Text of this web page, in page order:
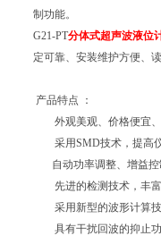
制功能。
G21-PT分体式超声波液位
定可靠、安装维护方便、
产品特点 ：
外观美观、价格便宜、
采用SMD技术，提高
自动功率调整、增益控
先进的检测技术，丰富
采用新型的波形计算技
具有干扰回波的抑止功